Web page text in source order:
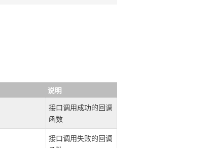
说明
接口调用成功的回调
函数
接口调用失败的回调